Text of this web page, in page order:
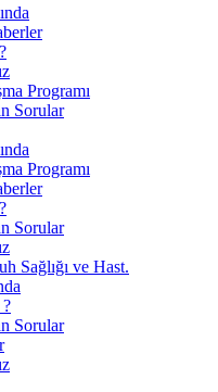
Programı
Sorular
Programı
Sorular
Sağlığı ve Hast.
Sorular